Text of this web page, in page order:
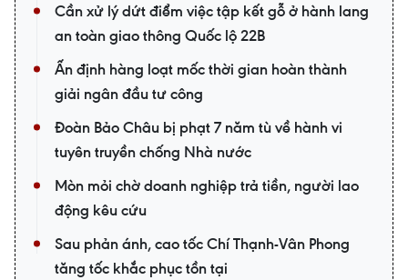
Cần xử lý dứt điểm việc tập kết gỗ ở hành lang
an toàn giao thông Quốc lộ 22B
Ấn định hàng loạt mốc thời gian hoàn thành
giải ngân đầu tư công
Đoàn Bảo Châu bị phạt 7 năm tù về hành vi
tuyên truyền chống Nhà nước
Mòn mỏi chờ doanh nghiệp trả tiền, người lao
động kêu cứu
Sau phản ánh, cao tốc Chí Thạnh-Vân Phong
tăng tốc khắc phục tồn tại